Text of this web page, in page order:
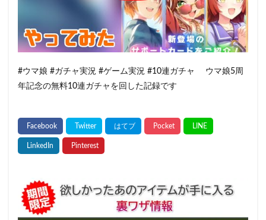
#ウマ娘 #ガチャ実況 #ゲーム実況 #10連ガチャ ウマ娘5周
年記念の無料10連ガチャを回した記録です